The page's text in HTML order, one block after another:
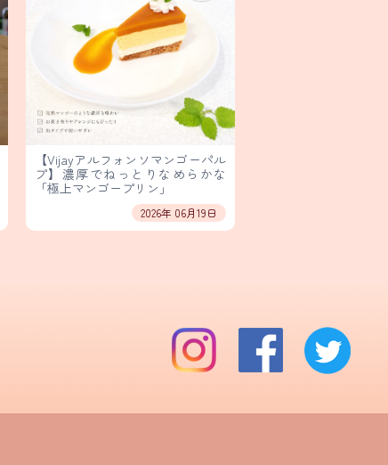
【Vijayアルフォンソマンゴーパル
プ】濃厚でねっとりなめらかな
「極上マンゴープリン」
2026年 06月19日